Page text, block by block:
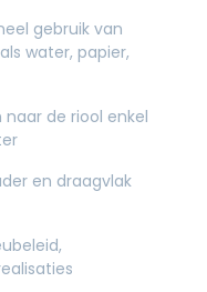
gebruik van
water, papier,
de riool enkel
en draagvlak